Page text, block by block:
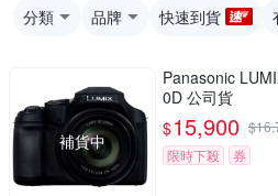
分類 品牌 快速到貨
補貨中
Panasonic
0D 公司貨
$15,900 $
限時下殺
券